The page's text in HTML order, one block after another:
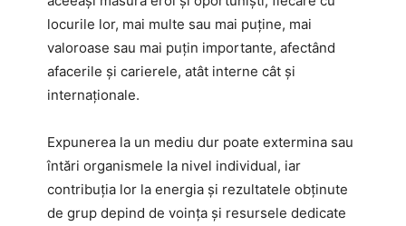
locurile lor, mai multe sau mai puține, mai
valoroase sau mai puțin importante, afectând
afacerile și carierele, atât interne cât și
internaționale.
Expunerea la un mediu dur poate extermina sau
întări organismele la nivel individual, iar
contribuția lor la energia și rezultatele obținute
de grup depind de voința și resursele dedicate